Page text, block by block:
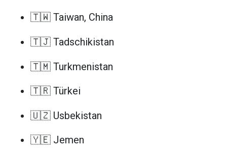
🇹🇼 Taiwan, China
🇹🇯 Tadschikistan
🇹🇲 Turkmenistan
🇹🇷 Türkei
🇺🇿 Usbekistan
🇾🇪 Jemen